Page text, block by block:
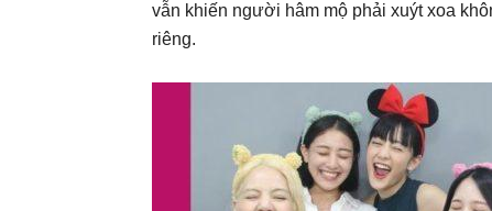
vẫn khiến người hâm mộ phải xuýt xoa
riêng.